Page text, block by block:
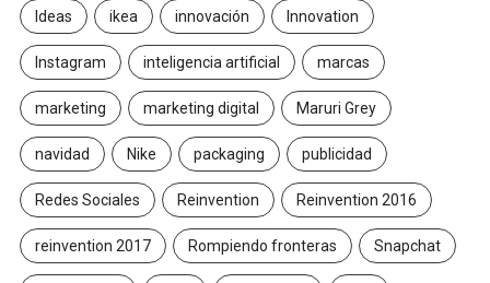
Ideas ikea innovación Innovation
Instagram inteligencia artificial marcas
marketing marketing digital Maruri Grey
navidad Nike packaging publicidad
Redes Sociales Reinvention Reinvention 2016
reinvention 2017 Rompiendo fronteras Snapchat